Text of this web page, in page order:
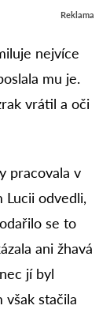
Reklama
nejvíce
mu je.
vrátil a oči
pracovala v
Lucii odvedli,
se to
ani žhavá
jí byl
stačila